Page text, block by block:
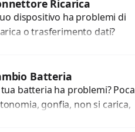
immagini sfocate,
a...
Ricarica
dispositivo ha problemi di
o trasferimento dati?
danneggiati,...
Batteria
tua batteria ha problemi? Poca
gonfia, non si carica,